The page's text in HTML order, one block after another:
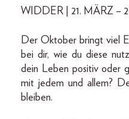
WIDDER | 21. MÄRZ –
Der Oktober bringt viel
bei dir, wie du diese
dein Leben positiv oder
mit jedem und allem?
bleiben.